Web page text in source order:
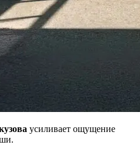
усиливает ощущение